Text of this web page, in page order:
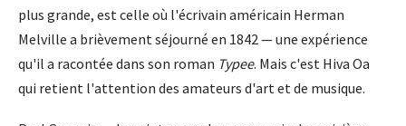
plus grande, est celle où l'écrivain américain Herman
Melville a brièvement séjourné en 1842 — une expérience
qu'il a racontée dans son roman Typee. Mais c'est Hiva Oa
qui retient l'attention des amateurs d'art et de musique.